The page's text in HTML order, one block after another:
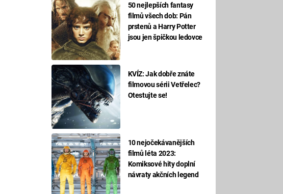
50 nejlepších fantasy
filmů všech dob: Pán
prstenů a Harry Potter
jsou jen špičkou ledovce
KVÍZ: Jak dobře znáte
filmovou sérii Vetřelec?
Otestujte se!
10 nejočekávanějších
filmů léta 2023:
Komiksové hity doplní
návraty akčních legend